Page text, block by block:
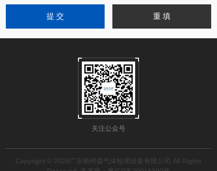
关注公众号
Copyright © 2026广东斯柯森气体检测设备有限公司 All Rights